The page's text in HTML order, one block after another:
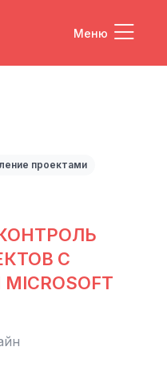
Меню
проектами
С